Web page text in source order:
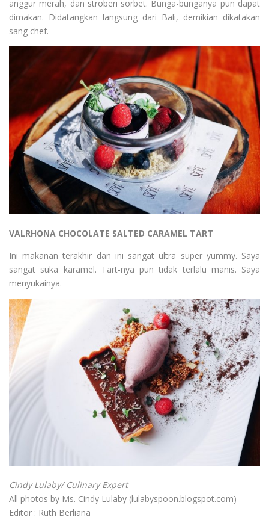
anggur merah, dan stroberi sorbet. Bunga-bunganya pun dapat
dimakan. Didatangkan langsung dari Bali, demikian dikatakan
sang chef.
VALRHONA CHOCOLATE SALTED CARAMEL TART
Ini makanan terakhir dan ini sangat ultra super yummy. Saya
sangat suka karamel. Tart-nya pun tidak terlalu manis. Saya
menyukainya.
Cindy Lulaby/ Culinary Expert
All photos by Ms. Cindy Lulaby (lulabyspoon.blogspot.com)
Editor : Ruth Berliana